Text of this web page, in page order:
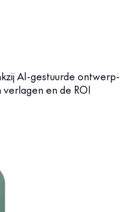
AI-gestuurde ontwerp-
en de ROI